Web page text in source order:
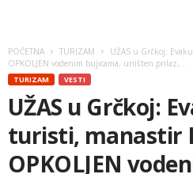
POČETNA TURIZAM
UŽAS u Grčkoj:
OPKOLJEN vodenim bujicama, uništen prilaz,...
TURIZAM VESTI
UŽAS u Grčkoj:
turisti, manastir
OPKOLJEN